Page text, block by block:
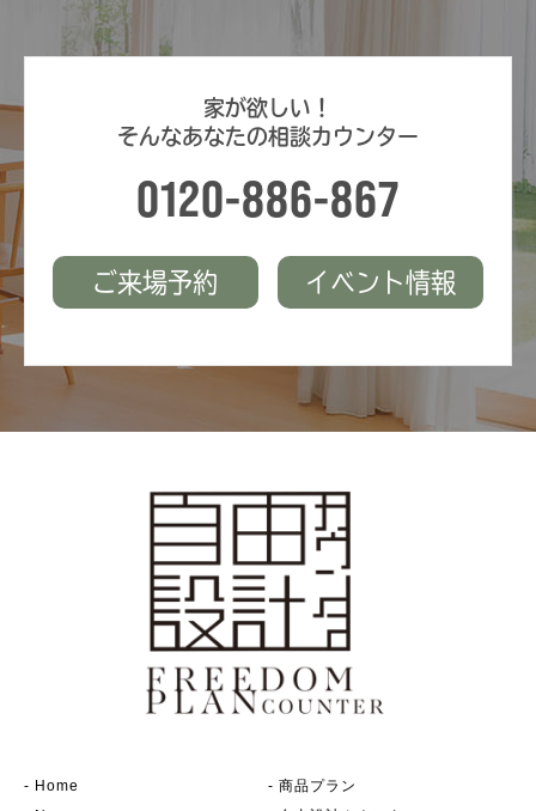
家が欲しい！
そんなあなたの相談カウンター
0120-886-867
ご来場予約 イベント情報
- Home
- 商品プラン